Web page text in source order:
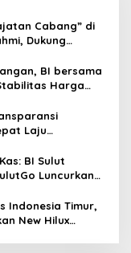
Cabang” di
Dukung
BI bersama
Harga
Laju
BI Sulut
Luncurkan
Indonesia Timur,
New Hilux